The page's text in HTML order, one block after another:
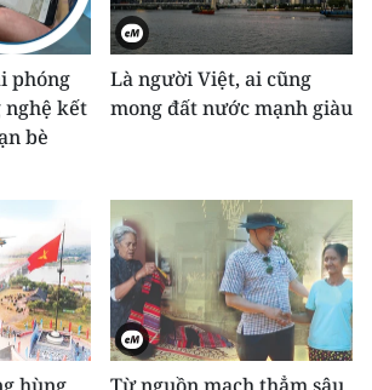
phóng
nghệ kết
bè
Là người Việt, ai cũng
mong đất nước mạnh giàu